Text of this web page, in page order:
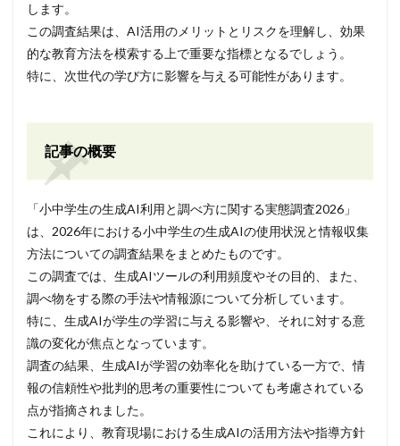
します。
この調査結果は、AI活用のメリットとリスクを理解し、効果
的な教育方法を模索する上で重要な指標となるでしょう。
特に、次世代の学び方に影響を与える可能性があります。
記事の概要
「小中学生の生成AI利用と調べ方に関する実態調査2026」
は、2026年における小中学生の生成AIの使用状況と情報収集
方法についての調査結果をまとめたものです。
この調査では、生成AIツールの利用頻度やその目的、また、
調べ物をする際の手法や情報源について分析しています。
特に、生成AIが学生の学習に与える影響や、それに対する意
識の変化が焦点となっています。
調査の結果、生成AIが学習の効率化を助けている一方で、情
報の信頼性や批判的思考の重要性についても考慮されている
点が指摘されました。
これにより、教育現場における生成AIの活用方法や指導方針